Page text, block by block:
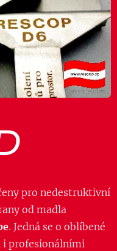
pro nedestruktivní
od madla
. Jedná se o oblíbené
i profesionálními